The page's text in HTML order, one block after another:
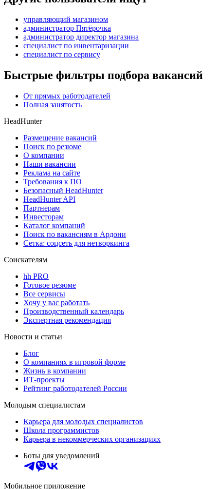
управляющий магазином
администратор Пятёрочка
администратор директор магазина
специалист по инвентаризации
специалист по сервису
Быстрые фильтры подбора вакансий
От прямых работодателей
Полная занятость
HeadHunter
Размещение вакансий
Поиск по резюме
О компании
Наши вакансии
Реклама на сайте
Требования к ПО
Безопасный HeadHunter
HeadHunter API
Партнерам
Инвесторам
Каталог компаний
Поиск по вакансиям в Ардони
Сетка: соцсеть для нетворкинга
Соискателям
hh PRO
Готовое резюме
Все сервисы
Хочу у вас работать
Производственный календарь
Экспертная рекомендация
Новости и статьи
Блог
О компаниях в игровой форме
Жизнь в компании
ИТ-проекты
Рейтинг работодателей России
Молодым специалистам
Карьера для молодых специалистов
Школа программистов
Карьера в некоммерческих организациях
Боты для уведомлений
Мобильное приложение